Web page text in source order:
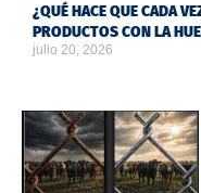
¿QUÉ HACE QUE CADA
PRODUCTOS CON LA
julio 20, 2026